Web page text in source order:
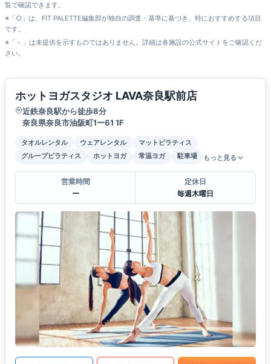
覧で確認できます。
※「○」は、FIT PALETTE編集部が独自の調査・基準に基づき、特におすすめする項目
です。
※「－」は未提供を示すものではありません。詳細は各施設の公式サイトをご確認くだ
さい。
ホットヨガスタジオ LAVA奈良駅前店
近鉄奈良駅から徒歩8分
奈良県奈良市油阪町1ー61 1F
タオルレンタル ウェアレンタル
マットピラティス
グループピラティス
ホットヨガ 常温ヨガ 駐車場 もっと見る
営業時間
ー
定休日
毎週木曜日